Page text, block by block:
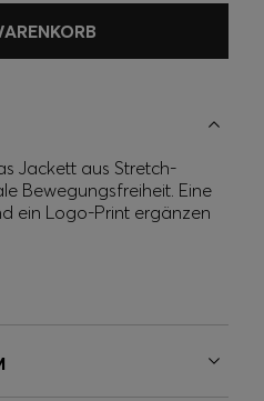
Jackett aus Stretch-
Bewegungsfreiheit. Eine
ein Logo-Print ergänzen